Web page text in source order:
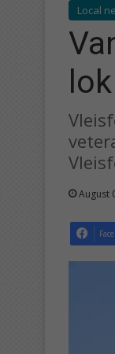
Local
August